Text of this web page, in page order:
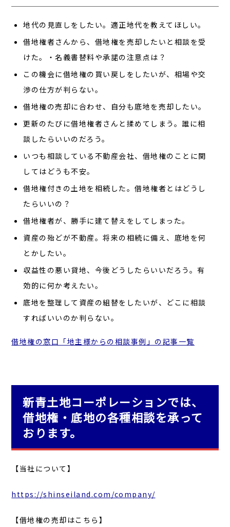
地代の見直しをしたい。適正地代を教えてほしい。
借地権者さんから、借地権を売却したいと相談を受
けた。・名義書替料や承諾の注意点は？
この機会に借地権の買い戻しをしたいが、相場や交
渉の仕方が判らない。
借地権の売却に合わせ、自分も底地を売却したい。
更新のたびに借地権者さんと揉めてしまう。誰に相
談したらいいのだろう。
いつも相談している不動産会社、借地権のことに関
してはどうも不安。
借地権付きの土地を相続した。借地権者とはどうし
たらいいの？
借地権者が、勝手に建て替えをしてしまった。
資産の殆どが不動産。将来の相続に備え、底地を何
とかしたい。
収益性の悪い貸地、今後どうしたらいいだろう。有
効的に何か考えたい。
底地を整理して資産の組替をしたいが、どこに相談
すればいいのか判らない。
借地権の窓口「地主様からの相談事例」の記事一覧
新青土地コーポレーションでは、
借地権・底地の各種相談を承って
おります。
【当社について】
https://shinseiland.com/company/
【借地権の売却はこちら】